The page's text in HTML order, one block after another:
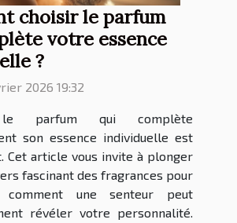
choisir le parfum
votre essence
?
2026 19:32
le parfum qui complète
son essence individuelle est
Cet article vous invite à plonger
fascinant des fragrances pour
comment une senteur peut
révéler votre personnalité.